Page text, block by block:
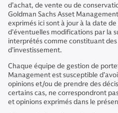
d’achat, de vente ou de
Goldman Sachs Asset
exprimés ici sont à jour à la date
d’éventuelles modifications par la
interprétés comme constituant
d’investissement.
Chaque équipe de gestion de
Management est susceptible
opinions et/ou de prendre des
certains cas, ne correspondront
et opinions exprimés dans le